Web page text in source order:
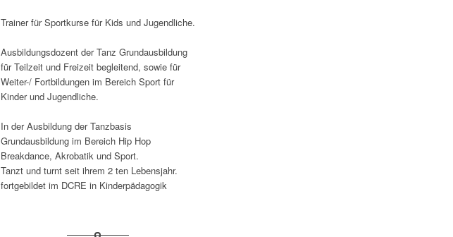
Trainer für Sportkurse für Kids und Jugendliche.
Ausbildungsdozent der Tanz Grundausbildung
für Teilzeit und Freizeit begleitend, sowie für
Weiter-/ Fortbildungen im Bereich Sport für
Kinder und Jugendliche.
In der Ausbildung der Tanzbasis
Grundausbildung im Bereich Hip Hop
Breakdance, Akrobatik und Sport.
Tanzt und turnt seit ihrem 2 ten Lebensjahr.
fortgebildet im DCRE in Kinderpädagogik